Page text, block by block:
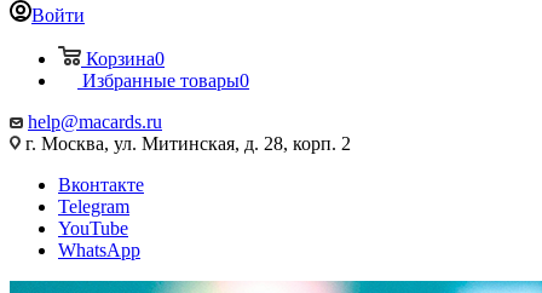
Войти
Корзина0
Избранные товары0
help@macards.ru
г. Москва, ул. Митинская, д. 28, корп. 2
Вконтакте
Telegram
YouTube
WhatsApp